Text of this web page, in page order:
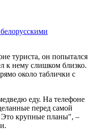
туриста, он попытался
к нему слишком близко.
около таблички с
еду. На телефоне
перед самой
Это крупные планы", –